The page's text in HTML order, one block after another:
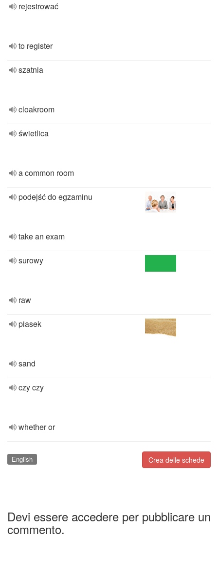
rejestrować
to register
szatnia
cloakroom
świetlica
a common room
podejść do egzaminu
take an exam
surowy
raw
piasek
sand
czy czy
whether or
Crea delle schede
English
Devi essere accedere per pubblicare un
commento.